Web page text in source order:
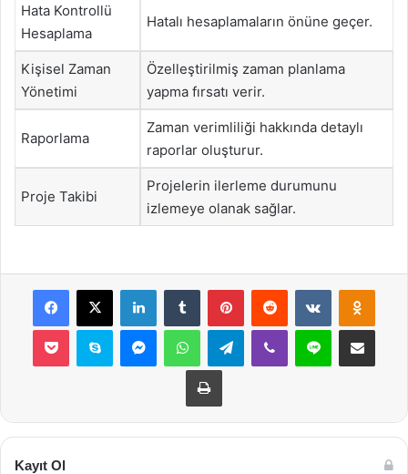
Hata Kontrollü
Hesaplama
Hatalı hesaplamaların önüne geçer.
Kişisel Zaman
Yönetimi
Özelleştirilmiş zaman planlama
yapma fırsatı verir.
Raporlama
Zaman verimliliği hakkında detaylı
raporlar oluşturur.
Proje Takibi
Projelerin ilerleme durumunu
izlemeye olanak sağlar.
Facebook
X LinkedInTumblr PinterestReddit VKontakte
Pocket Skype MessengerWhatsAppTelegramViber Line E-Posta ile
Yazdır
Kayıt Ol